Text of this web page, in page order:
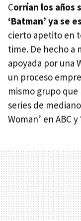
Corrían los años
‘Batman’ ya se
cierto apetito en
time. De hecho a
apoyada por una
un proceso
mismo grupo
series de
Woman’ en ABC y